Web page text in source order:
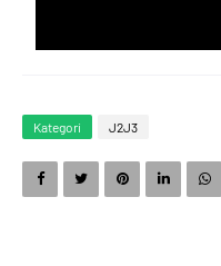
3
4
0
1
Kategori J2J3